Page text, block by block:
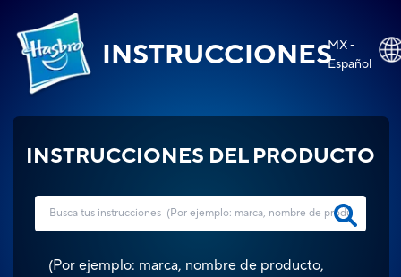
INSTRUCCIONESMX -
Español
INSTRUCCIONES DEL PRODUCTO
(Por ejemplo: marca, nombre de producto,